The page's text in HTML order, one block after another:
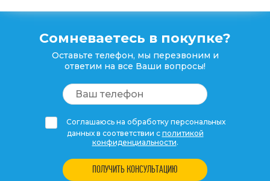
Сомневаетесь в покупке?
Оставьте телефон, мы перезвоним и
ответим на все Ваши вопросы!
Соглашаюсь на обработку персональных
данных в соответствии с политикой
конфиденциальности.
ПОЛУЧИТЬ КОНСУЛЬТАЦИЮ